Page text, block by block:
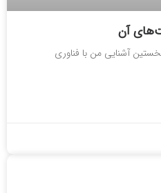
آن
آشنایی من با فناوری